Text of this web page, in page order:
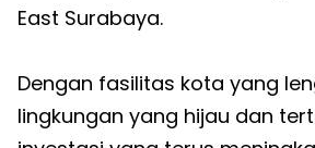
East Surabaya.
Dengan fasilitas kota yang
lingkungan yang hijau dan